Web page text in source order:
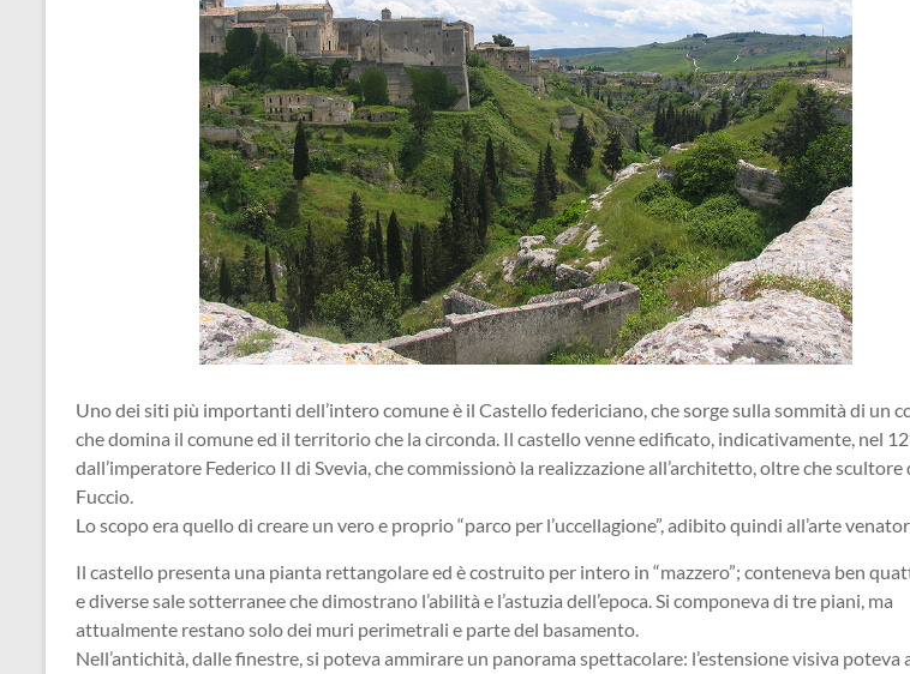
Uno dei siti più importanti dell’intero comune è il Castello federiciano, che sorge sulla sommità di un
che domina il comune ed il territorio che la circonda. Il castello venne edificato, indicativamente, nel
dall’imperatore Federico II di Svevia, che commissionò la realizzazione all’architetto, oltre che scultore
Fuccio.
Lo scopo era quello di creare un vero e proprio “parco per l’uccellagione”, adibito quindi all’arte
Il castello presenta una pianta rettangolare ed è costruito per intero in “mazzero”; conteneva ben
e diverse sale sotterranee che dimostrano l’abilità e l’astuzia dell’epoca. Si componeva di tre piani, ma
attualmente restano solo dei muri perimetrali e parte del basamento.
Nell’antichità, dalle finestre, si poteva ammirare un panorama spettacolare: l’estensione visiva poteva